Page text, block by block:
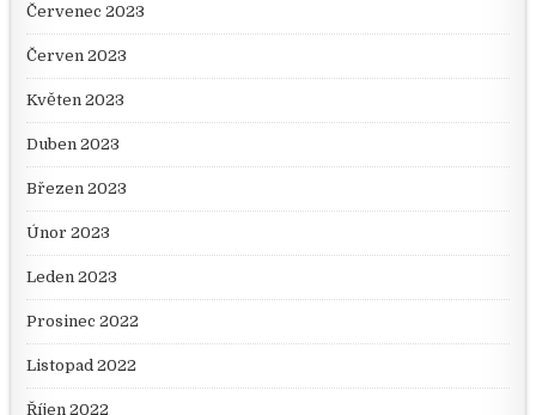
Červenec 2023
Červen 2023
Květen 2023
Duben 2023
Březen 2023
Únor 2023
Leden 2023
Prosinec 2022
Listopad 2022
Říjen 2022